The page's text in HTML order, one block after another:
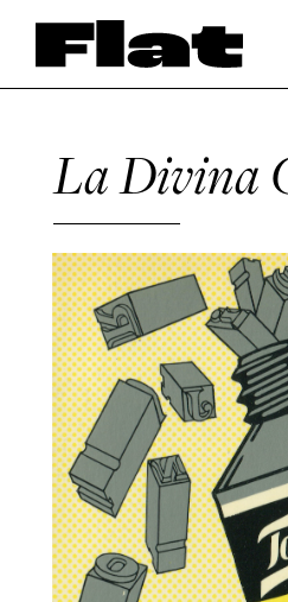
La Divina